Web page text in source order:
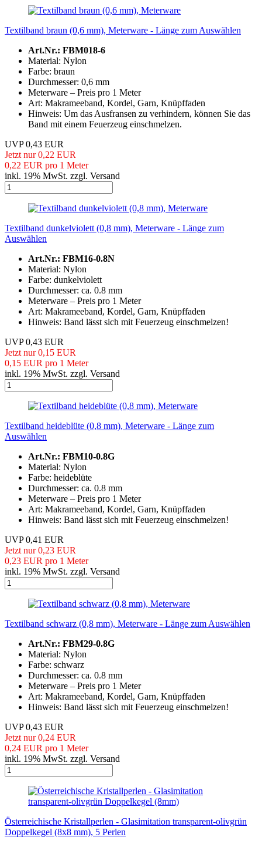
Textilband braun (0,6 mm), Meterware - Länge zum Auswählen
Art.Nr.: FBM018-6
Material: Nylon
Farbe: braun
Durchmesser: 0,6 mm
Meterware – Preis pro 1 Meter
Art: Makrameeband, Kordel, Garn, Knüpffaden
Hinweis: Um das Ausfransen zu verhindern, können Sie das
Band mit einem Feuerzeug einschmelzen.
UVP 0,43 EUR
Jetzt nur 0,22 EUR
0,22 EUR pro 1 Meter
inkl. 19% MwSt. zzgl. Versand
Textilband dunkelviolett (0,8 mm), Meterware - Länge zum
Auswählen
Art.Nr.: FBM16-0.8N
Material: Nylon
Farbe: dunkelviolett
Durchmesser: ca. 0.8 mm
Meterware – Preis pro 1 Meter
Art: Makrameeband, Kordel, Garn, Knüpffaden
Hinweis: Band lässt sich mit Feuerzeug einschmelzen!
UVP 0,43 EUR
Jetzt nur 0,15 EUR
0,15 EUR pro 1 Meter
inkl. 19% MwSt. zzgl. Versand
Textilband heideblüte (0,8 mm), Meterware - Länge zum
Auswählen
Art.Nr.: FBM10-0.8G
Material: Nylon
Farbe: heideblüte
Durchmesser: ca. 0.8 mm
Meterware – Preis pro 1 Meter
Art: Makrameeband, Kordel, Garn, Knüpffaden
Hinweis: Band lässt sich mit Feuerzeug einschmelzen!
UVP 0,41 EUR
Jetzt nur 0,23 EUR
0,23 EUR pro 1 Meter
inkl. 19% MwSt. zzgl. Versand
Textilband schwarz (0,8 mm), Meterware - Länge zum Auswählen
Art.Nr.: FBM29-0.8G
Material: Nylon
Farbe: schwarz
Durchmesser: ca. 0.8 mm
Meterware – Preis pro 1 Meter
Art: Makrameeband, Kordel, Garn, Knüpffaden
Hinweis: Band lässt sich mit Feuerzeug einschmelzen!
UVP 0,43 EUR
Jetzt nur 0,24 EUR
0,24 EUR pro 1 Meter
inkl. 19% MwSt. zzgl. Versand
Österreichische Kristallperlen - Glasimitation transparent-olivgrün
Doppelkegel (8x8 mm), 5 Perlen